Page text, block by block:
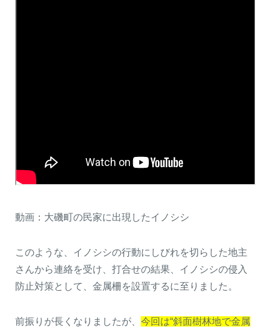
動画：大磯町の民家に出現したイノシシ
このような、イノシシの行動にしびれを切らした地主
さんから連絡を受け、打合せの結果、イノシシの侵入
防止対策として、金属柵を設置するに至りました。
前振りが長くなりましたが、 今回は“斜面樹林地で金属